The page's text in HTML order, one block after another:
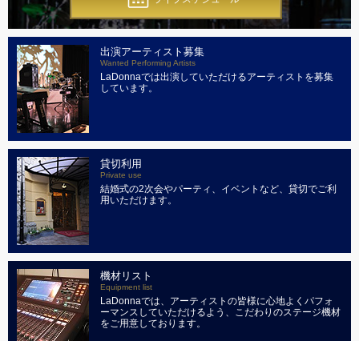
出演アーティスト募集
Wanted Performing Artists
LaDonnaでは出演していただけるアーティストを募集
しています。
貸切利用
Private use
結婚式の2次会やパーティ、イベントなど、貸切でご利
用いただけます。
機材リスト
Equipment list
LaDonnaでは、アーティストの皆様に心地よくパフォ
ーマンスしていただけるよう、こだわりのステージ機材
をご用意しております。